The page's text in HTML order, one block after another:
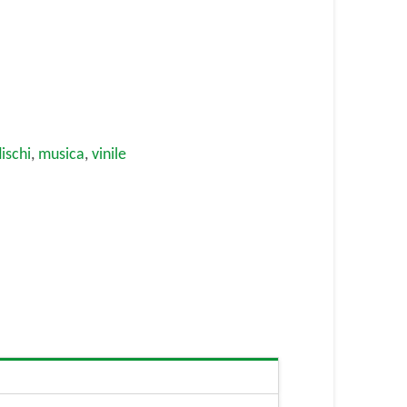
, musica,vinile